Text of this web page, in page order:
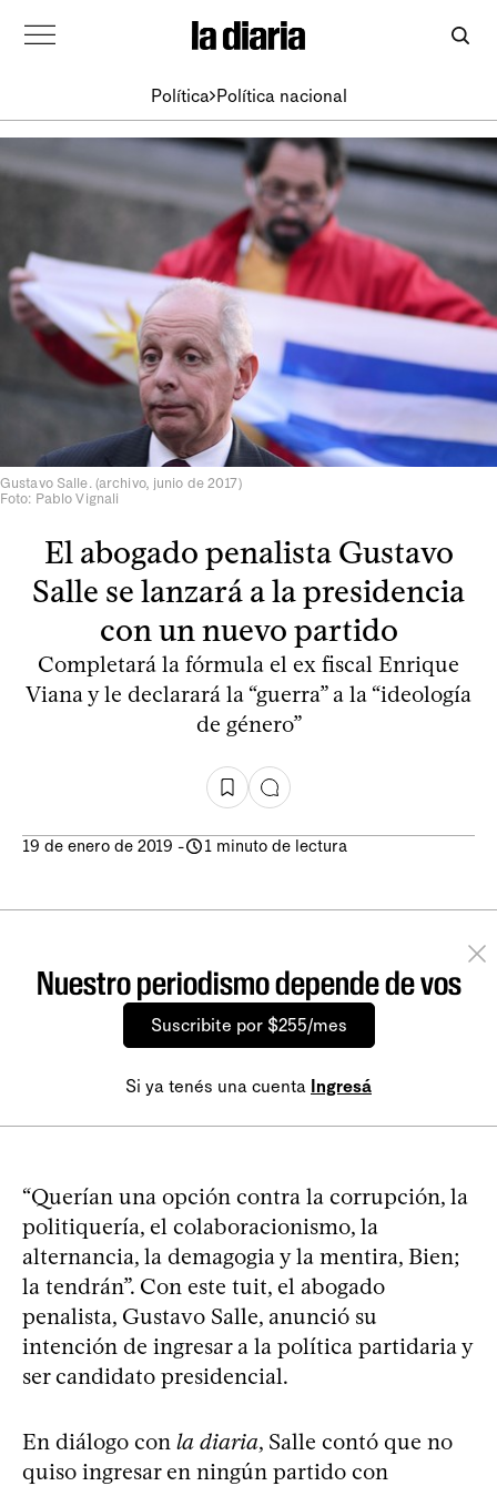
Política Política nacional
Gustavo Salle. (archivo, junio de 2017)
Foto: Pablo Vignali
El abogado penalista Gustavo
Salle se lanzará a la presidencia
con un nuevo partido
Completará la fórmula el ex fiscal Enrique
Viana y le declarará la “guerra” a la “ideología
de género”
19 de enero de 2019 - 1 minuto de lectura
Nuestro periodismo depende de vos
Suscribite por $255/mes
Si ya tenés una cuenta Ingresá
“Querían una opción contra la corrupción, la
politiquería, el colaboracionismo, la
alternancia, la demagogia y la mentira, Bien;
la tendrán”. Con este tuit, el abogado
penalista, Gustavo Salle, anunció su
intención de ingresar a la política partidaria y
ser candidato presidencial.
En diálogo con la diaria, Salle contó que no
quiso ingresar en ningún partido con